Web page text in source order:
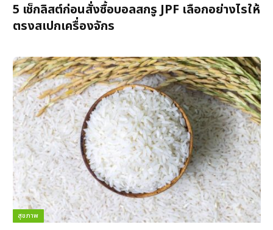
5 เช็กลิสต์ก่อนสั่งซื้อบอลสกรู JPF เลือกอย่างไรให้
ตรงสเปกเครื่องจักร
สุขภาพ